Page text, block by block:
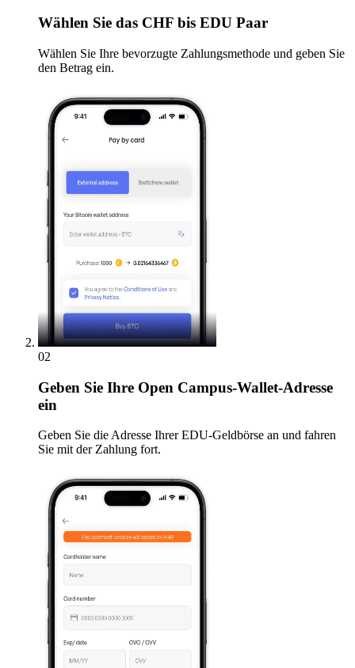
Wählen Sie das CHF bis EDU Paar
Wählen Sie Ihre bevorzugte Zahlungsmethode und geben Sie
den Betrag ein.
02
Geben Sie Ihre Open Campus-Wallet-Adresse
ein
Geben Sie die Adresse Ihrer EDU-Geldbörse an und fahren
Sie mit der Zahlung fort.